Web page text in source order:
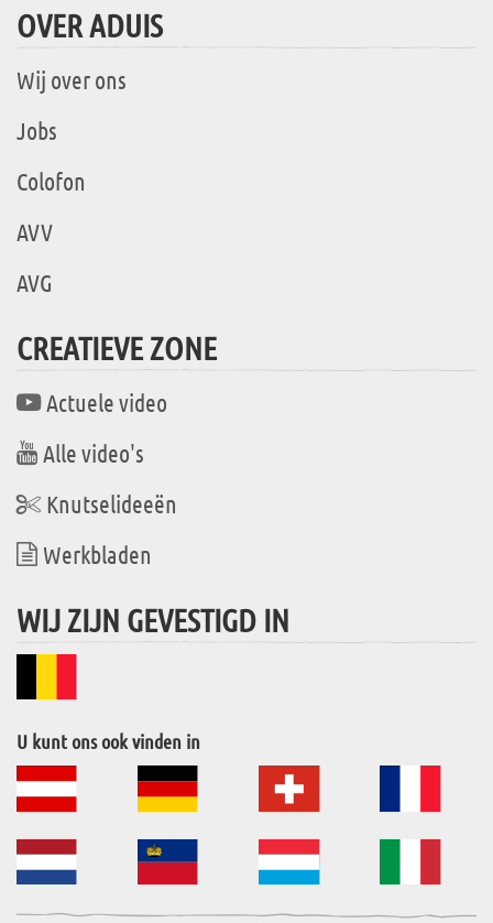
OVER ADUIS
Wij over ons
Jobs
Colofon
AVV
AVG
CREATIEVE ZONE
Actuele video
Alle video's
Knutselideeën
Werkbladen
WIJ ZIJN GEVESTIGD IN
U kunt ons ook vinden in